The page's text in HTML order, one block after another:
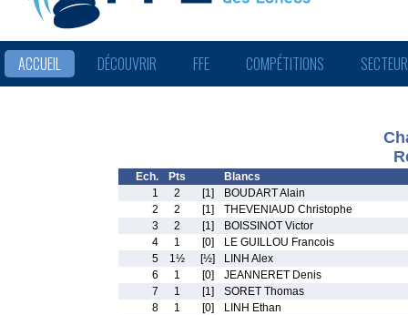
ACCUEIL DÉCOUVRIR FFE COMPÉTITIONS
Ech. Pts
Blancs
1
2 [1]
BOUDART Alain
2
2 [1]
THEVENIAUD Christophe
3
2 [1]
BOISSINOT Victor
4
1 [0]
LE GUILLOU Francois
5
1½ [½]
LINH Alex
6
1 [0]
JEANNERET Denis
7
1 [1]
SORET Thomas
8
1 [0]
LINH Ethan